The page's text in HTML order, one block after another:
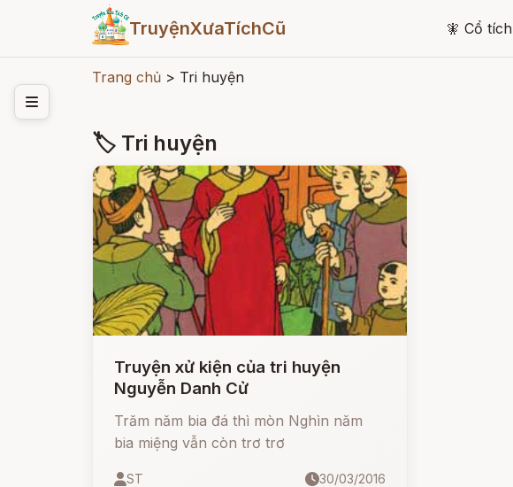
TruyệnXưaTíchCũ 🧚 Cổ tích
Trang chủ > Tri huyện
🏷 Tri huyện
Truyện xử kiện của tri huyện
Nguyễn Danh Cử
Trăm năm bia đá thì mòn Nghìn năm
bia miệng vẫn còn trơ trơ
ST 30/03/2016